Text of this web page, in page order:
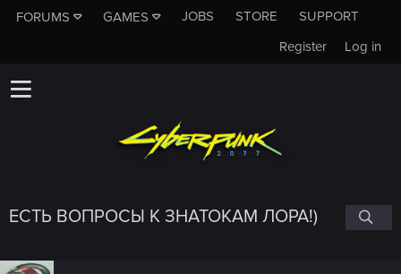
FORUMS GAMES JOBS STORE
SUPPORT
Log in
Register
ЕСТЬ ВОПРОСЫ К ЗНАТОКАМ ЛОРА!)